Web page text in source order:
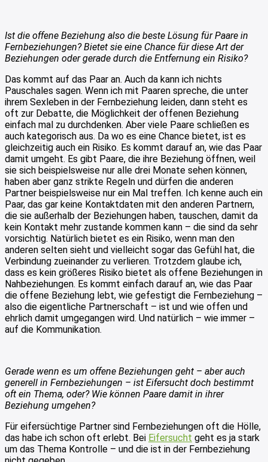
Ist die offene Beziehung also die beste Lösung für Paare in
Fernbeziehungen? Bietet sie eine Chance für diese Art der
Beziehungen oder gerade durch die Entfernung ein Risiko?
Das kommt auf das Paar an. Auch da kann ich nichts
Pauschales sagen. Wenn ich mit Paaren spreche, die unter
ihrem Sexleben in der Fernbeziehung leiden, dann steht es
oft zur Debatte, die Möglichkeit der offenen Beziehung
einfach mal zu durchdenken. Aber viele Paare schließen es
auch kategorisch aus. Da wo es eine Chance bietet, ist es
gleichzeitig auch ein Risiko. Es kommt darauf an, wie das Paar
damit umgeht. Es gibt Paare, die ihre Beziehung öffnen, weil
sie sich beispielsweise nur alle drei Monate sehen können,
haben aber ganz strikte Regeln und dürfen die anderen
Partner beispielsweise nur ein Mal treffen. Ich kenne auch ein
Paar, das gar keine Kontaktdaten mit den anderen Partnern,
die sie außerhalb der Beziehungen haben, tauschen, damit da
kein Kontakt mehr zustande kommen kann – die sind da sehr
vorsichtig. Natürlich bietet es ein Risiko, wenn man den
anderen selten sieht und vielleicht sogar das Gefühl hat, die
Verbindung zueinander zu verlieren. Trotzdem glaube ich,
dass es kein größeres Risiko bietet als offene Beziehungen in
Nahbeziehungen. Es kommt einfach darauf an, wie das Paar
die offene Beziehung lebt, wie gefestigt die Fernbeziehung –
also die eigentliche Partnerschaft – ist und wie offen und
ehrlich damit umgegangen wird. Und natürlich – wie immer –
auf die Kommunikation.
Gerade wenn es um offene Beziehungen geht – aber auch
generell in Fernbeziehungen – ist Eifersucht doch bestimmt
oft ein Thema, oder? Wie können Paare damit in ihrer
Beziehung umgehen?
Für eifersüchtige Partner sind Fernbeziehungen oft die Hölle,
das habe ich schon oft erlebt. Bei Eifersucht geht es ja stark
um das Thema Kontrolle – und die ist in der Fernbeziehung